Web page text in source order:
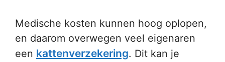
Medische kosten kunnen hoog oplopen,
en daarom overwegen veel eigenaren
een kattenverzekering. Dit kan je